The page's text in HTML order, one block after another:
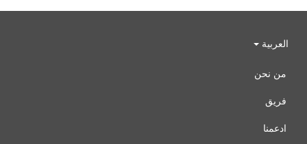
العربية
من نحن
فريق
ادعمنا